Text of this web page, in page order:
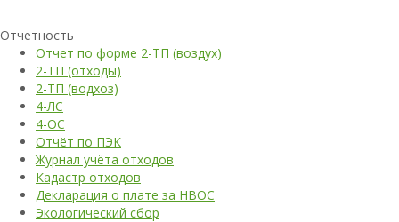
Отчетность
Отчет по форме 2-ТП (воздух)
2-ТП (отходы)
2-ТП (водхоз)
4-ЛС
4-ОС
Отчёт по ПЭК
Журнал учёта отходов
Кадастр отходов
Декларация о плате за НВОС
Экологический сбор